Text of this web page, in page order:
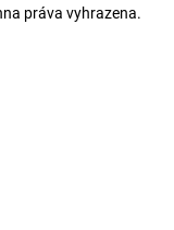
práva vyhrazena.